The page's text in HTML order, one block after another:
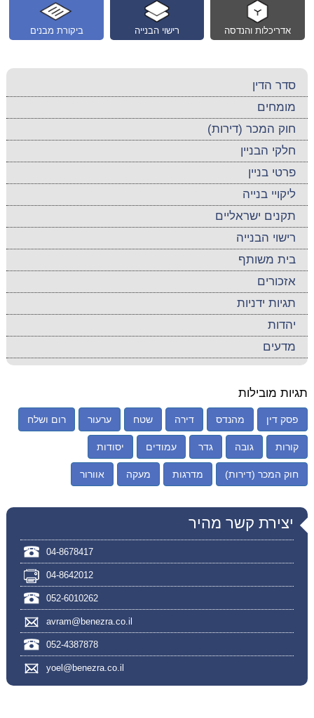
ביקורת מבנים רישוי הבנייה אדריכלות והנדסה
סדר הדין
מומחים
חוק המכר (דירות)
חלקי הבניין
פרטי בניין
ליקויי בנייה
תקנים ישראליים
רישוי הבנייה
בית משותף
אזכורים
תגיות ידניות
יהדות
מדעים
תגיות מובילות
פסק דין מהנדס דירה שטח ערעור רום ושלח
קורות גובה גדר עמודים יסודות
חוק המכר (דירות) מדרגות מעקה אוורור
יצירת קשר מהיר
04-8678417
04-8642012
052-6010262
avram@benezra.co.il
052-4387878
yoel@benezra.co.il